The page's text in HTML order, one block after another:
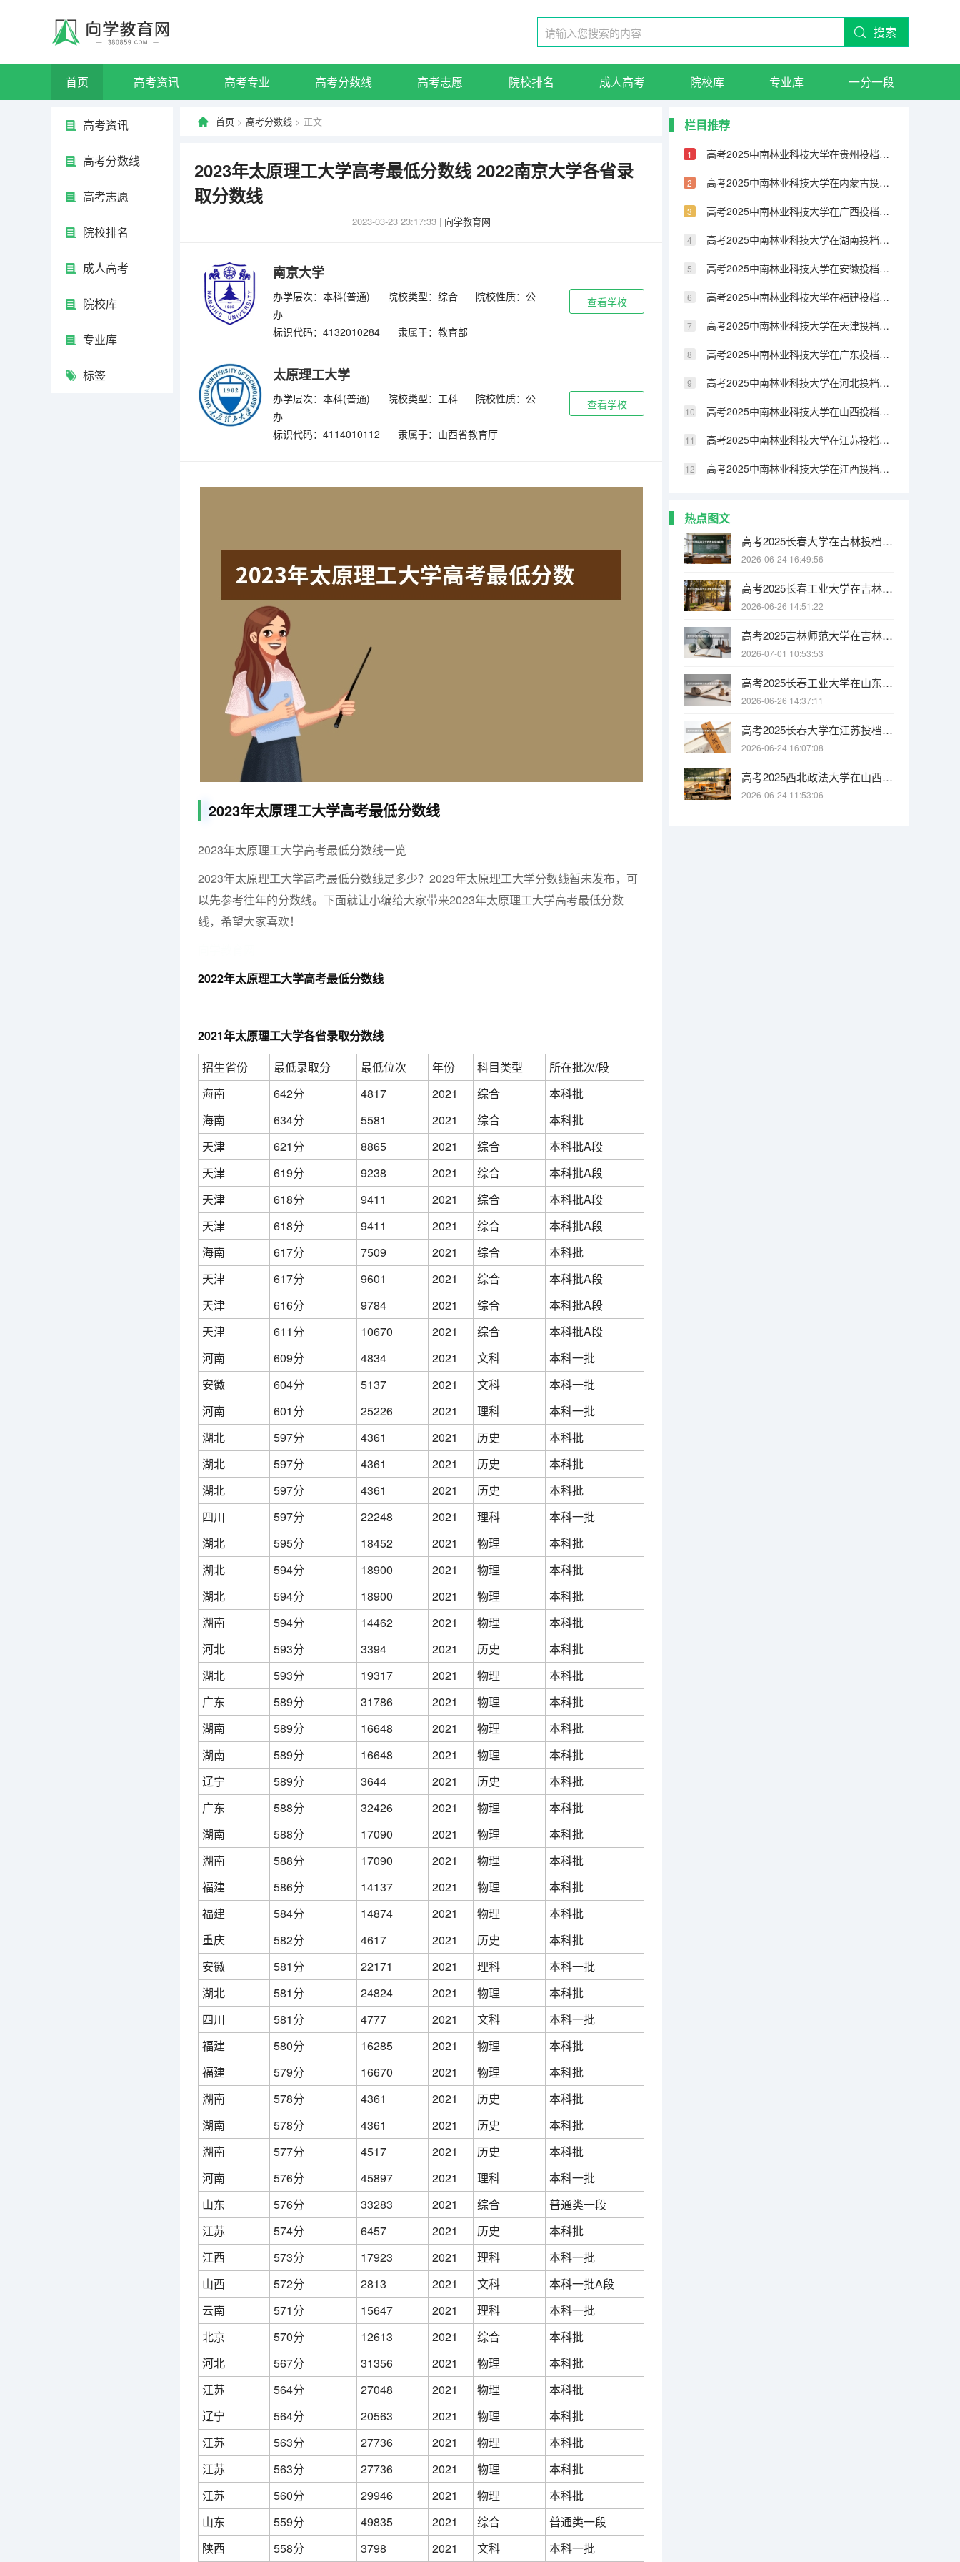
搜索
首页 高考资讯 高考专业 高考分数线 高考志愿 院校排名 成人高考 院校库 专业库 一分一段
高考资讯
高考分数线
高考志愿
院校排名
成人高考
院校库
专业库
标签
首页 > 高考分数线 > 正文
2023年太原理工大学高考最低分数线 2022南京大学各省录
取分数线
2023-03-23 23:17:33 | 向学教育网
南京大学
办学层次：本科(普通) 院校类型：综合
院校性质：公
办
标识代码：4132010284
隶属于：教育部
查看学校
太原理工大学
办学层次：本科(普通) 院校类型：工科
院校性质：公
办
标识代码：4114010112
隶属于：山西省教育厅
查看学校
2023年太原理工大学高考最低分数线
2023年太原理工大学高考最低分数线一览
2023年太原理工大学高考最低分数线是多少？2023年太原理工大学分数线暂未发布，可
以先参考往年的分数线。下面就让小编给大家带来2023年太原理工大学高考最低分数
线，希望大家喜欢！
2022年太原理工大学高考最低分数线
2021年太原理工大学各省录取分数线
招生省份
最低录取分 最低位次 年份 科目类型
所在批次/段
海南
642分 4817 2021 综合
本科批
海南
634分 5581 2021 综合
本科批
天津
621分 8865 2021 综合
本科批A段
天津
619分 9238 2021 综合
本科批A段
天津
618分 9411 2021 综合
本科批A段
天津
618分 9411 2021 综合
本科批A段
海南
617分 7509 2021 综合
本科批
天津
617分 9601 2021 综合
本科批A段
天津
616分 9784 2021 综合
本科批A段
天津
611分 10670 2021 综合
本科批A段
河南
609分 4834 2021 文科
本科一批
安徽
604分 5137 2021 文科
本科一批
河南
601分 25226 2021 理科
本科一批
湖北
597分 4361 2021 历史
本科批
湖北
597分 4361 2021 历史
本科批
湖北
597分 4361 2021 历史
本科批
四川
597分 22248 2021 理科
本科一批
湖北
595分 18452 2021 物理
本科批
湖北
594分 18900 2021 物理
本科批
湖北
594分 18900 2021 物理
本科批
湖南
594分 14462 2021 物理
本科批
河北
593分 3394 2021 历史
本科批
湖北
593分 19317 2021 物理
本科批
广东
589分 31786 2021 物理
本科批
湖南
589分 16648 2021 物理
本科批
湖南
589分 16648 2021 物理
本科批
辽宁
589分 3644 2021 历史
本科批
广东
588分 32426 2021 物理
本科批
湖南
588分 17090 2021 物理
本科批
湖南
588分 17090 2021 物理
本科批
福建
586分 14137 2021 物理
本科批
福建
584分 14874 2021 物理
本科批
重庆
582分 4617 2021 历史
本科批
安徽
581分 22171 2021 理科
本科一批
湖北
581分 24824 2021 物理
本科批
四川
581分 4777 2021 文科
本科一批
福建
580分 16285 2021 物理
本科批
福建
579分 16670 2021 物理
本科批
湖南
578分 4361 2021 历史
本科批
湖南
578分 4361 2021 历史
本科批
湖南
577分 4517 2021 历史
本科批
河南
576分 45897 2021 理科
本科一批
山东
576分 33283 2021 综合
普通类一段
江苏
574分 6457 2021 历史
本科批
江西
573分 17923 2021 理科
本科一批
山西
572分 2813 2021 文科
本科一批A段
云南
571分 15647 2021 理科
本科一批
北京
570分 12613 2021 综合
本科批
河北
567分 31356 2021 物理
本科批
江苏
564分 27048 2021 物理
本科批
辽宁
564分 20563 2021 物理
本科批
江苏
563分 27736 2021 物理
本科批
江苏
563分 27736 2021 物理
本科批
江苏
560分 29946 2021 物理
本科批
山东
559分 49835 2021 综合
普通类一段
陕西
558分 3798 2021 文科 本科一批
栏目推荐
高考2025中南林业科技大学在贵州投档分数线（2026参考）
高考2025中南林业科技大学在内蒙古投档分数线（2026参考）
高考2025中南林业科技大学在广西投档分数线（2026参考）
高考2025中南林业科技大学在湖南投档分数线（2026参考）
高考2025中南林业科技大学在安徽投档分数线（2026参考）
高考2025中南林业科技大学在福建投档分数线（2026参考）
高考2025中南林业科技大学在天津投档分数线（2026参考）
高考2025中南林业科技大学在广东投档分数线（2026参考）
高考2025中南林业科技大学在河北投档分数线（2026参考）
高考2025中南林业科技大学在山西投档分数线（2026参考）
高考2025中南林业科技大学在江苏投档分数线（2026参考）
高考2025中南林业科技大学在江西投档分数线（2026参考）
热点图文
高考2025长春大学在吉林投档分数线（2026参考）
2026-06-24 16:49:56
高考2025长春工业大学在吉林投档分数线（2026参考）
2026-06-26 14:51:22
高考2025吉林师范大学在吉林投档分数线（2026参考）
2026-07-01 10:53:53
高考2025长春工业大学在山东投档分数线（2026参考）
2026-06-26 14:37:11
高考2025长春大学在江苏投档分数线（2026参考）
2026-06-24 16:07:08
高考2025西北政法大学在山西投档分数线（2026参考）
2026-06-24 11:53:06